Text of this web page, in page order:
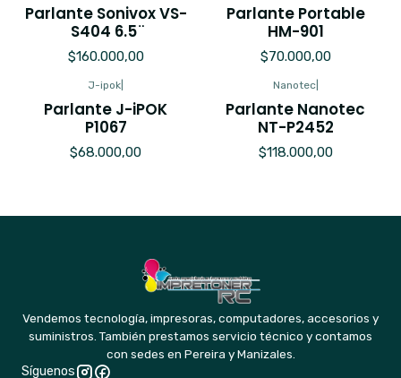
Parlante Sonivox VS-
S404 6.5 ̈
$160.000,00
Parlante Portable
HM-901
$70.000,00
J-ipok
Parlante J-iPOK
P1067
$68.000,00
Nanotec|
Parlante Nanotec
NT-P2452
$118.000,00
Vendemos tecnología, impresoras, computadores, accesorios y
suministros. También prestamos servicio técnico y contamos
con sedes en Pereira y Manizales.
Síguenos